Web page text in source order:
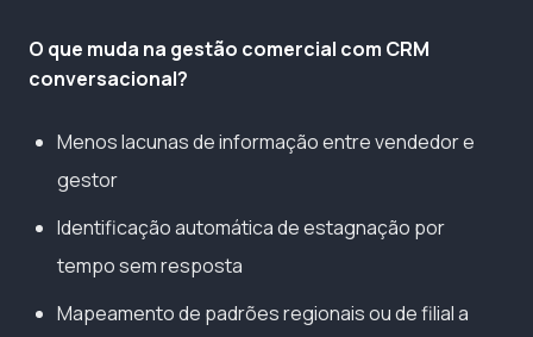
O que muda na gestão comercial com CRM
conversacional?
Menos lacunas de informação entre vendedor e
gestor
Identificação automática de estagnação por
tempo sem resposta
Mapeamento de padrões regionais ou de filial a